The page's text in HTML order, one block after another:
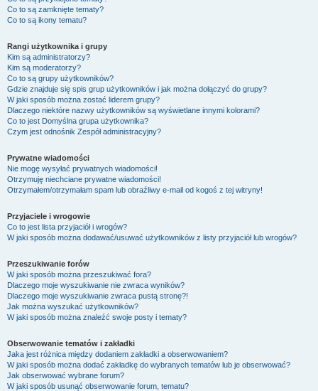
Co to są zamknięte tematy?
Co to są ikony tematu?
Rangi użytkownika i grupy
Kim są administratorzy?
Kim są moderatorzy?
Co to są grupy użytkowników?
Gdzie znajduje się spis grup użytkowników i jak można dołączyć do grupy?
W jaki sposób można zostać liderem grupy?
Dlaczego niektóre nazwy użytkowników są wyświetlane innymi kolorami?
Co to jest Domyślna grupa użytkownika?
Czym jest odnośnik Zespół administracyjny?
Prywatne wiadomości
Nie mogę wysyłać prywatnych wiadomości!
Otrzymuję niechciane prywatne wiadomości!
Otrzymałem/otrzymałam spam lub obraźliwy e-mail od kogoś z tej witryny!
Przyjaciele i wrogowie
Co to jest lista przyjaciół i wrogów?
W jaki sposób można dodawać/usuwać użytkowników z listy przyjaciół lub wrogów?
Przeszukiwanie forów
W jaki sposób można przeszukiwać fora?
Dlaczego moje wyszukiwanie nie zwraca wyników?
Dlaczego moje wyszukiwanie zwraca pustą stronę?!
Jak można wyszukać użytkowników?
W jaki sposób można znaleźć swoje posty i tematy?
Obserwowanie tematów i zakładki
Jaka jest różnica między dodaniem zakładki a obserwowaniem?
W jaki sposób można dodać zakładkę do wybranych tematów lub je obserwować?
Jak obserwować wybrane forum?
W jaki sposób usunąć obserwowanie forum, tematu?